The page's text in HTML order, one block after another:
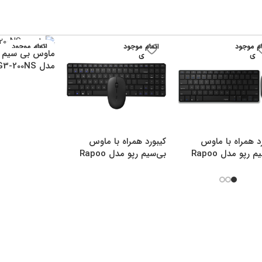
موجود
ی
همراه با ماوس
بی‌سیم رپو مدل Rapoo
اتمام موجود
ی
کیبورد همراه با ماوس
بی‌سیم رپو مدل Rapoo
اتمام موجود
ی
ماوس بی سیم
مدل G3-200NS